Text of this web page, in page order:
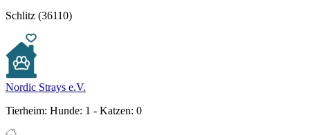
Schlitz (36110)
Nordic Strays e.V.
Tierheim: Hunde: 1 - Katzen: 0